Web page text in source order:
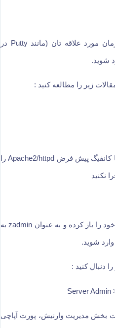
مرحله ۱ – از طریق رابط خط فرمان مورد علاقه تان (مانند Putty در
شوید.
طبق راهنمای مقالات عمل کنید اما کانفیگ پیش فرض Apache2/httpd را
نکنید
مرحله ۱ – مرورگر وب مورد علاقه خود را باز کرده و به عنوان zadmin به
Server Admin
بخش مدیریت وارنیش، پورت آپاچی